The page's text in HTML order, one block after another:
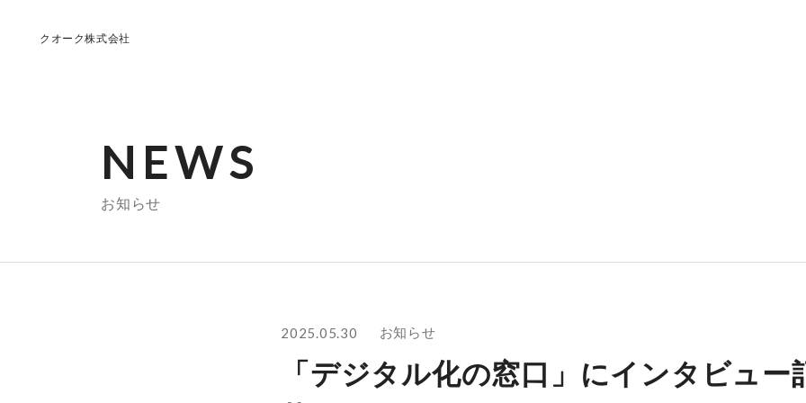
クオーク株式会社
NEWS
お知らせ
2025.05.30 お知らせ
「デジタル化の窓口」にインタビュー